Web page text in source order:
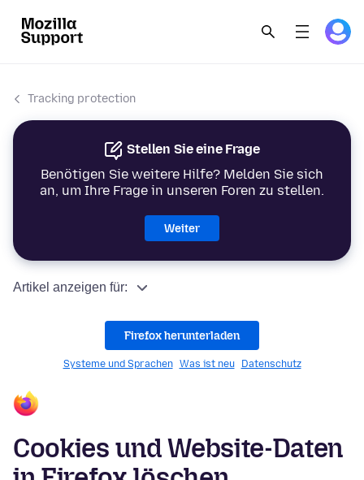
Tracking protection
Stellen Sie eine Frage
Benötigen Sie weitere Hilfe? Melden Sie sich
an, um Ihre Frage in unseren Foren zu stellen.
Weiter
Artikel anzeigen für:
Firefox herunterladen
Systeme und Sprachen Was ist neu Datenschutz
Cookies und Website-Daten